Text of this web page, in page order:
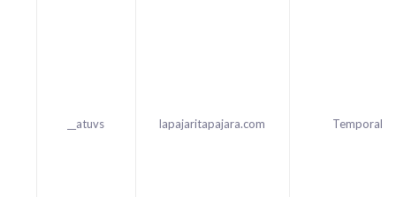
__atuvs lapajaritapajara.com Temporal